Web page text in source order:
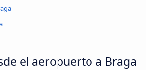
el aeropuerto a Braga